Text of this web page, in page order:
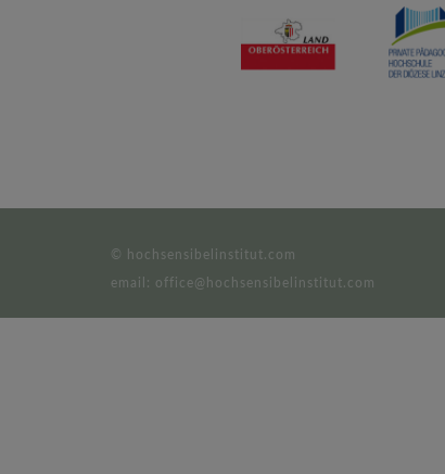
© hochsensibelinstitut.com
email: office@hochsensibelinstitut.com